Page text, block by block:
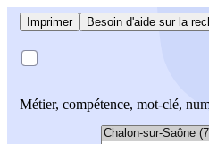
Imprimer Besoin d'aide sur la
Métier, compétence, mot-clé,